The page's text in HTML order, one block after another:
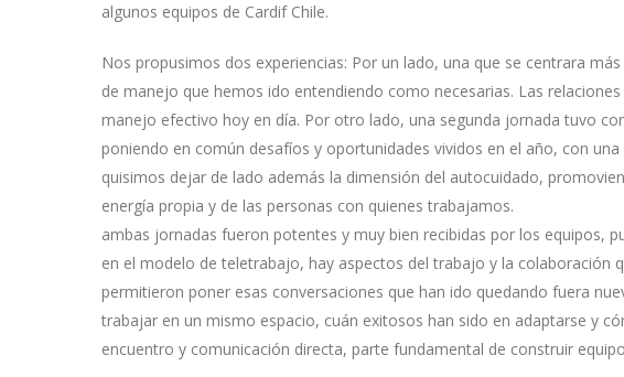
algunos equipos de Cardif Chile.
Nos propusimos dos experiencias: Por un lado, una que se centrara
de manejo que hemos ido entendiendo como necesarias. Las
manejo efectivo hoy en día. Por otro lado, una segunda jornada tuvo
poniendo en común desafíos y oportunidades vividos en el año, con
quisimos dejar de lado además la dimensión del autocuidado,
energía propia y de las personas con quienes trabajamos.
ambas jornadas fueron potentes y muy bien recibidas por los equipos,
en el modelo de teletrabajo, hay aspectos del trabajo y la
permitieron poner esas conversaciones que han ido quedando fuera
trabajar en un mismo espacio, cuán exitosos han sido en adaptarse y
encuentro y comunicación directa, parte fundamental de construir